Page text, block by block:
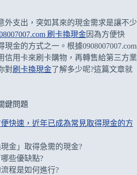
外支出，突如其來的現金需求是讓不少
刷卡換現金因為方便快
金的方式之一。根據0908007007.com
信用卡來刷卡購物，再轉售給第三方業
對刷卡換現金了解多少呢?這篇文章就
鍵問題
快速，近年已成為常見取得現金的方
金」取得急需的現金?
些優缺點?
程是如何進行?